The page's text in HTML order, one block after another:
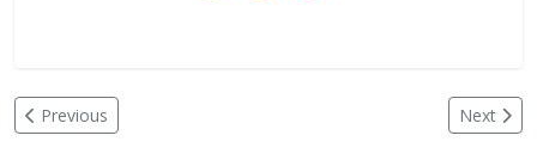
Previous Next